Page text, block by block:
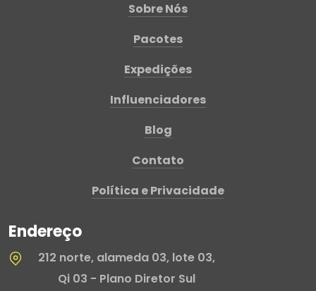
Sobre Nós
Pacotes
Expedições
Influenciadores
Blog
Contato
Política e Privacidade
Endereço
212 norte, alameda 03, lote 03,
Qi 03 - Plano Diretor Sul